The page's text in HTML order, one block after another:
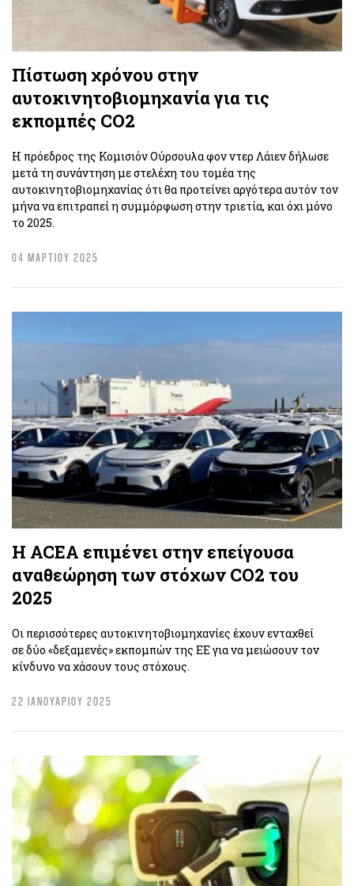
Πίστωση χρόνου στην
αυτοκινητοβιομηχανία για τις
εκπομπές CO2
Η πρόεδρος της Κομισιόν Ούρσουλα φον ντερ Λάιεν δήλωσε
μετά τη συνάντηση με στελέχη του τομέα της
αυτοκινητοβιομηχανίας ότι θα προτείνει αργότερα αυτόν τον
μήνα να επιτραπεί η συμμόρφωση στην τριετία, και όχι μόνο
το 2025.
04 ΜΑΡΤΙΟΥ 2025
H ACEA επιμένει στην επείγουσα
αναθεώρηση των στόχων CO2 του
2025
Οι περισσότερες αυτοκινητοβιομηχανίες έχουν ενταχθεί
σε δύο «δεξαμενές» εκπομπών της ΕΕ για να μειώσουν τον
κίνδυνο να χάσουν τους στόχους.
22 ΙΑΝΟΥΑΡΙΟΥ 2025